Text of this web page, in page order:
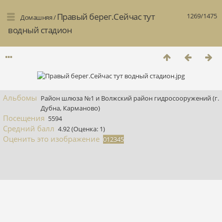
1269/1475
Домашняя/Правый берег.Сейчас тут
водный стадион
Альбомы Район шлюза №1 и Волжский район гидросооружений (г.
Дубна, Карманово)
Посещения 5594
Средний балл 4.92(Оценка: 1)
Оценить это изображение